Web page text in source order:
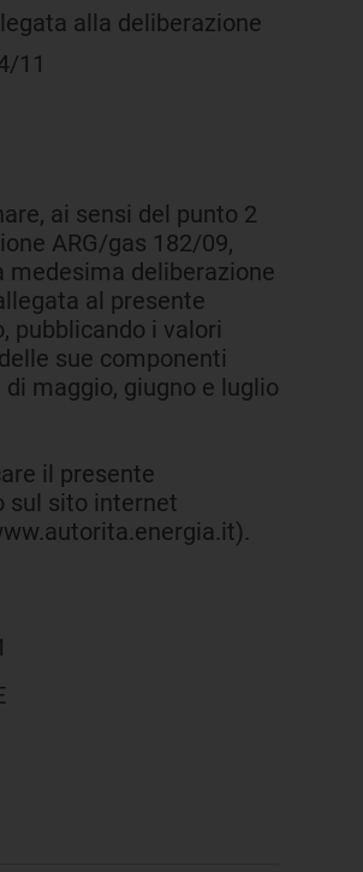
alla deliberazione
11
ai sensi del punto 2
ARG/gas 182/09,
medesima deliberazione
al presente
pubblicando i valori
sue componenti
maggio, giugno e luglio
il presente
sul sito internet
2011